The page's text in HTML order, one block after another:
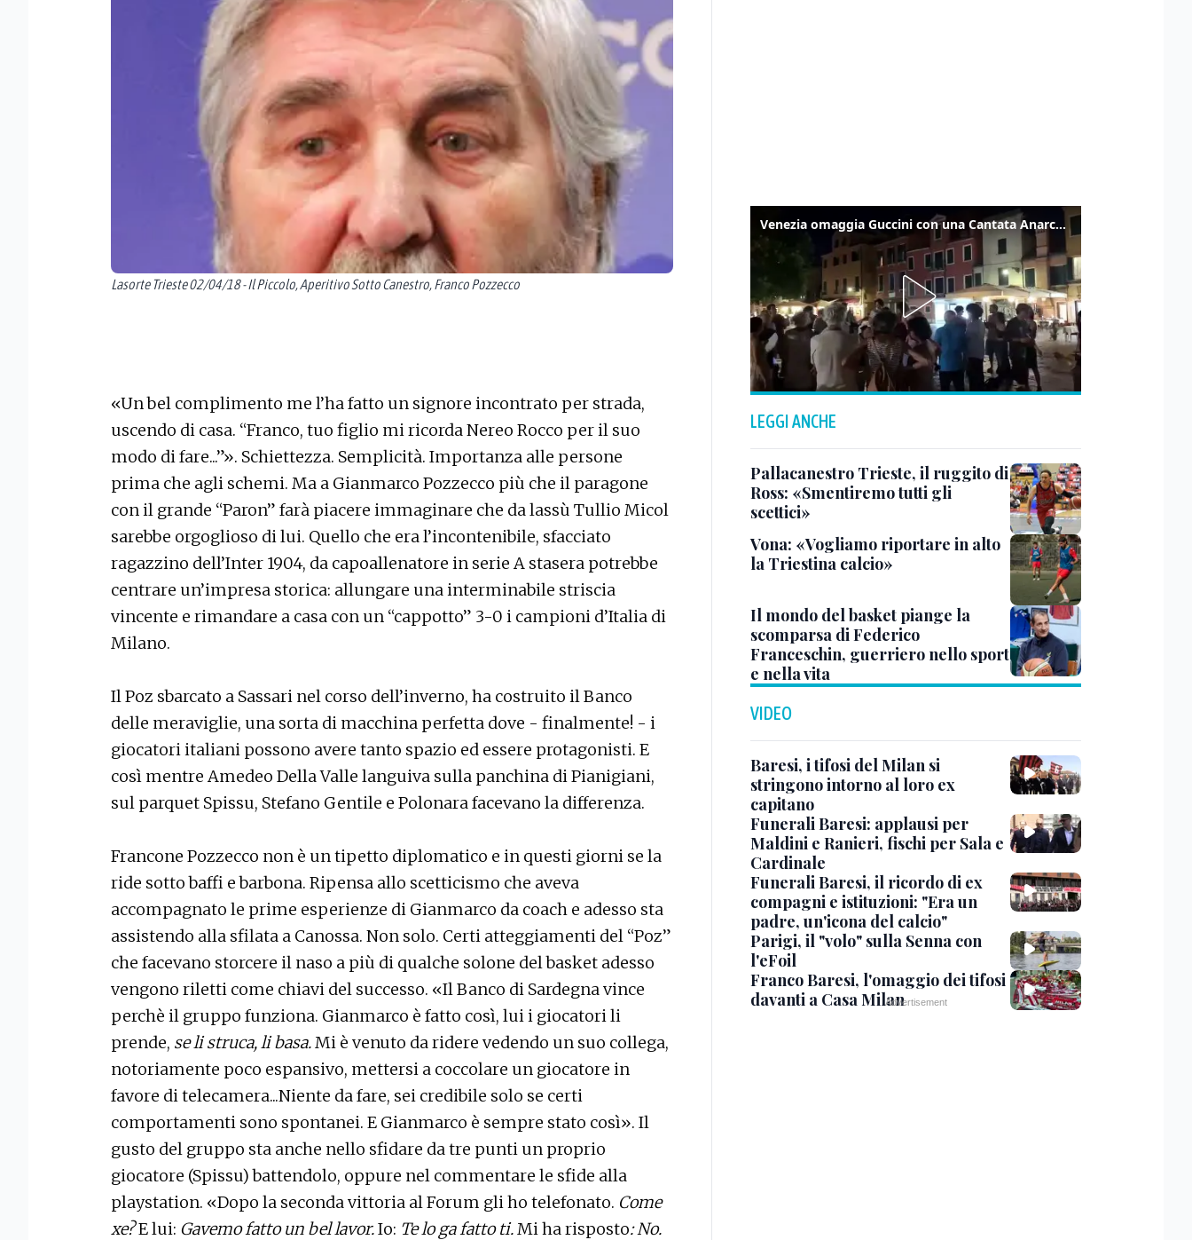
Lasorte Trieste 02/04/18 - Il Piccolo, Aperitivo Sotto Canestro, Franco Pozzecco
«Un bel complimento me l’ha fatto un signore incontrato per strada,
uscendo di casa. “Franco, tuo figlio mi ricorda Nereo Rocco per il suo
modo di fare...”». Schiettezza. Semplicità. Importanza alle persone
prima che agli schemi. Ma a Gianmarco Pozzecco più che il paragone
con il grande “Paron” farà piacere immaginare che da lassù Tullio Micol
sarebbe orgoglioso di lui. Quello che era l’incontenibile, sfacciato
ragazzino dell’Inter 1904, da capoallenatore in serie A stasera potrebbe
centrare un’impresa storica: allungare una interminabile striscia
vincente e rimandare a casa con un “cappotto” 3-0 i campioni d’Italia di
Milano.
Il Poz sbarcato a Sassari nel corso dell’inverno, ha costruito il Banco
delle meraviglie, una sorta di macchina perfetta dove - finalmente! - i
giocatori italiani possono avere tanto spazio ed essere protagonisti. E
così mentre Amedeo Della Valle languiva sulla panchina di Pianigiani,
sul parquet Spissu, Stefano Gentile e Polonara facevano la differenza.
Francone Pozzecco non è un tipetto diplomatico e in questi giorni se la
ride sotto baffi e barbona. Ripensa allo scetticismo che aveva
accompagnato le prime esperienze di Gianmarco da coach e adesso sta
assistendo alla sfilata a Canossa. Non solo. Certi atteggiamenti del “Poz”
che facevano storcere il naso a più di qualche solone del basket adesso
vengono riletti come chiavi del successo. «Il Banco di Sardegna vince
perchè il gruppo funziona. Gianmarco è fatto così, lui i giocatori li
prende, se li struca, li basa.Mi è venuto da ridere vedendo un suo collega,
notoriamente poco espansivo, mettersi a coccolare un giocatore in
favore di telecamera...Niente da fare, sei credibile solo se certi
comportamenti sono spontanei. E Gianmarco è sempre stato così». Il
gusto del gruppo sta anche nello sfidare da tre punti un proprio
giocatore (Spissu) battendolo, oppure nel commentare le sfide alla
playstation. «Dopo la seconda vittoria al Forum gli ho telefonato. Come
xe?E lui: Gavemo fatto un bel lavor.Io: Te lo ga fatto ti.Mi ha risposto: No.
Venezia omaggia Guccini con una Cantata Anarchica in campo Santa Margherita
LEGGI ANCHE
Pallacanestro Trieste, il ruggito di
Ross: «Smentiremo tutti gli
scettici»
Vona: «Vogliamo riportare in alto
la Triestina calcio»
Il mondo del basket piange la
scomparsa di Federico
Franceschin, guerriero nello sport
e nella vita
VIDEO
Baresi, i tifosi del Milan si
stringono intorno al loro ex
capitano
Funerali Baresi: applausi per
Maldini e Ranieri, fischi per Sala e
Cardinale
Funerali Baresi, il ricordo di ex
compagni e istituzioni: "Era un
padre, un'icona del calcio"
Parigi, il "volo" sulla Senna con
l'eFoil
Franco Baresi, l'omaggio dei tifosi
davanti a Casa Milan